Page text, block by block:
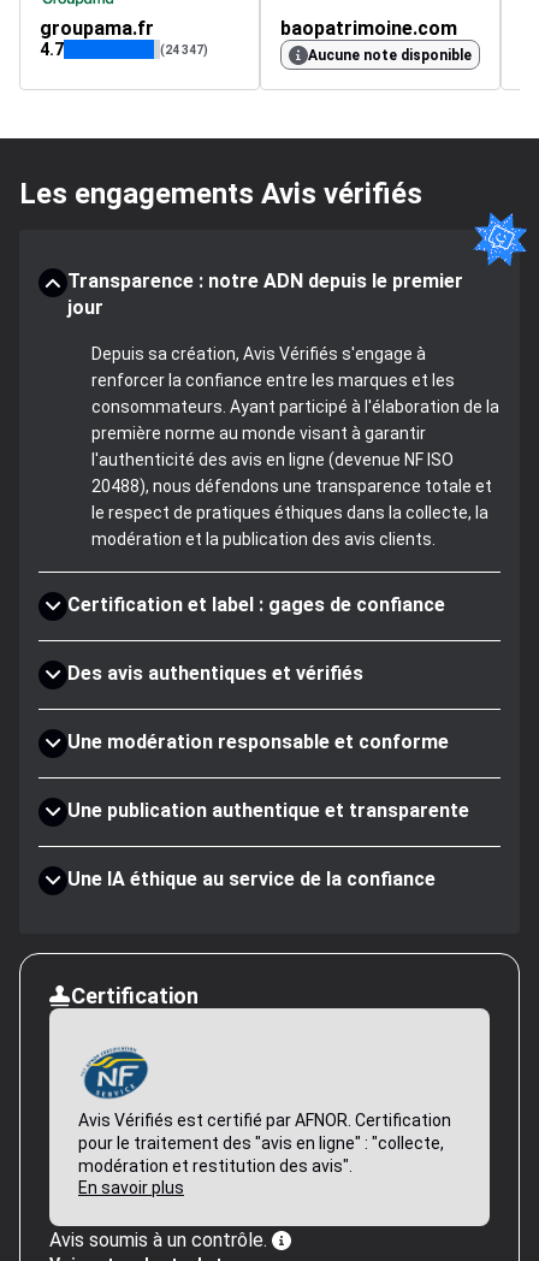
groupama.fr
4.7 (24 347)
baopatrimoine.com
Aucune note disponible
Les engagements Avis vérifiés
Transparence : notre ADN depuis le premier
jour
Depuis sa création, Avis Vérifiés s'engage à
renforcer la confiance entre les marques et les
consommateurs. Ayant participé à l'élaboration de la
première norme au monde visant à garantir
l'authenticité des avis en ligne (devenue NF ISO
20488), nous défendons une transparence totale et
le respect de pratiques éthiques dans la collecte, la
modération et la publication des avis clients.
Certification et label : gages de confiance
Des avis authentiques et vérifiés
Une modération responsable et conforme
Une publication authentique et transparente
Une IA éthique au service de la confiance
Certification
Avis Vérifiés est certifié par AFNOR. Certification
pour le traitement des "avis en ligne" : "collecte,
modération et restitution des avis".
En savoir plus
Avis soumis à un contrôle.